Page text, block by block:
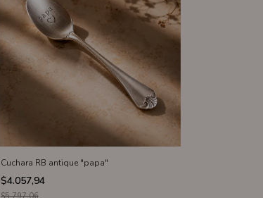
Cuchara RB antique "papa"
$4.057,94
$5.797,06